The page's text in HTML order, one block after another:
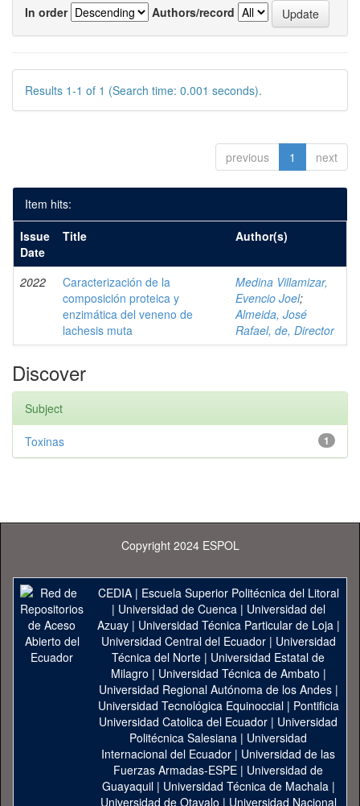
In order
Authors/record
Results 1-1 of 1 (Search time: 0.001 seconds).
previous 1 next
Item hits:
Issue
Date
Title Author(s)
2022
Caracterización de la
composición proteica y
enzimática del veneno de
lachesis muta
Medina Villamizar,
Evencio Joel;
Almeida, José
Rafael, de, Director
Discover
Subject
1
Toxinas
Copyright 2024 ESPOL
CEDIA| Escuela Superior Politécnica del Litoral
| Universidad de Cuenca| Universidad del
Azuay| Universidad Técnica Particular de Loja|
Universidad Central del Ecuador| Universidad
Técnica del Norte | Universidad Estatal de
Milagro | Universidad Técnica de Ambato |
Universidad Regional Autónoma de los Andes|
Universidad Tecnológica Equinoccial| Pontificia
Universidad Catolica del Ecuador | Universidad
Politécnica Salesiana | Universidad
Internacional del Ecuador | Universidad de las
Fuerzas Armadas-ESPE | Universidad de
Guayaquil| Universidad Técnica de Machala|
Universidad de Otavalo | Universidad Nacional